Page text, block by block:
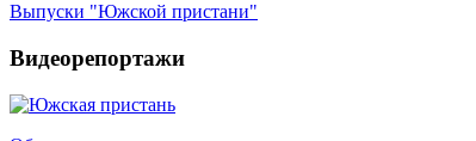
Выпуски "Южской пристани"
Видеорепортажи